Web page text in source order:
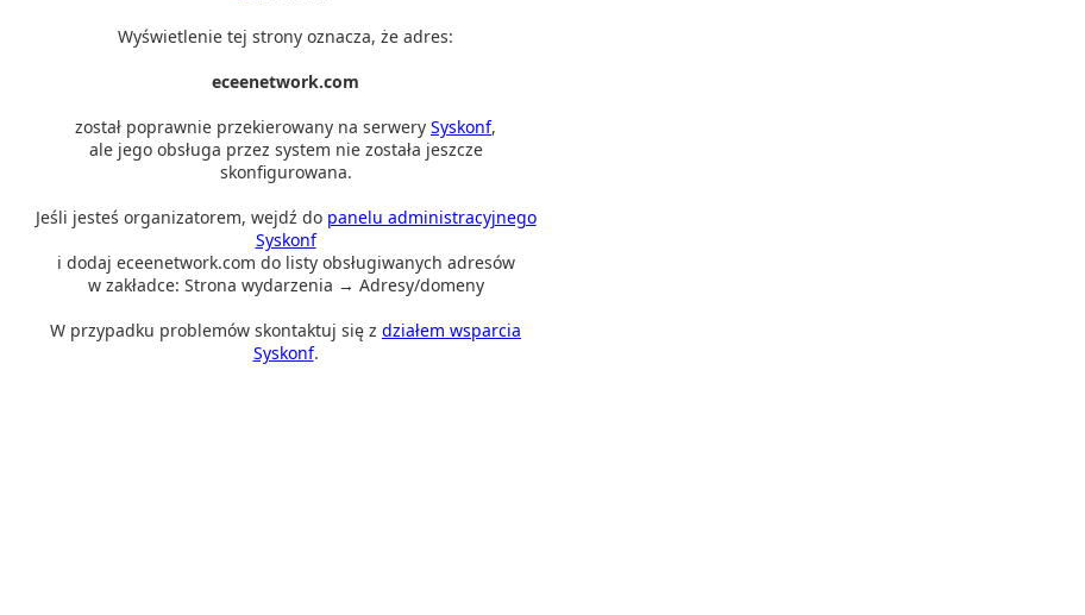
Wyświetlenie tej strony oznacza, że adres:
eceenetwork.com
został poprawnie przekierowany na serwery Syskonf,
ale jego obsługa przez system nie została jeszcze
skonfigurowana.
Jeśli jesteś organizatorem, wejdź do panelu administracyjnego
Syskonf
i dodaj eceenetwork.com do listy obsługiwanych adresów
w zakładce: Strona wydarzenia → Adresy/domeny
W przypadku problemów skontaktuj się z działem wsparcia
Syskonf.